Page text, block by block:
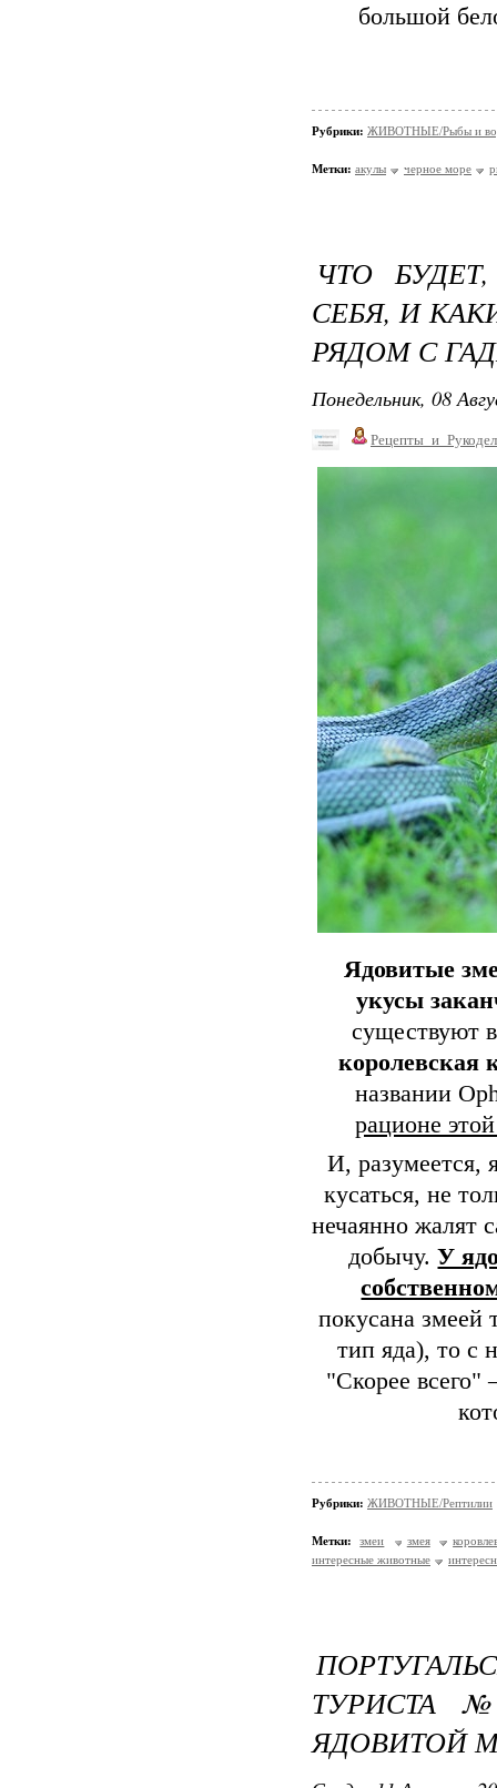
большой
Рубрики: ЖИВОТНЫЕ/Рыбы и
Метки: акулы черное море
ЧТО
СЕБЯ, И
РЯДОМ С
Понедельник, 08
Ядовитые
укусы
существуют
королевская
названии
рационе
И, разумеется,
кусаться, не
нечаянно жалят
добычу.У
покусана змеей
тип яда), то с
"Скорее всего"
Рубрики: ЖИВОТНЫЕ/Рептилии
Метки: змеи змея
интересные животные
ТУРИСТА
ЯДОВИТОЙ